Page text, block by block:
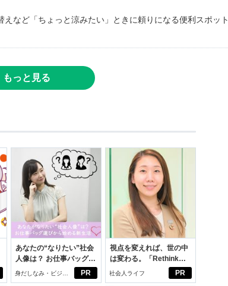
えなど「ちょっと涼みたい」ときに頼りになる便利スポット
もっと見る
PR
あなたの“なりたい”社会
人像は？ お仕事バッグ選
びから始める新生活
身だしなみ・ビジネ
スアイテム
PR
視点を変えれば、世の中
は変わる。「Rethink
PROJECT」がつたえた
社会人ライフ